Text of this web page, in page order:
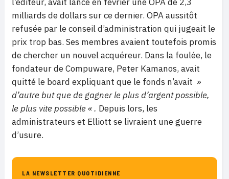
milliards de dollars sur ce dernier. OPA aussitôt
refusée par le conseil d’administration qui jugeait le
prix trop bas. Ses membres avaient toutefois promis
de chercher un nouvel acquéreur. Dans la foulée, le
fondateur de Compuware, Peter Kamanos, avait
quitté le board expliquant que le fonds n’avait »
d’autre but que de gagner le plus d’argent possible,
le plus vite possible « . Depuis lors, les
administrateurs et Elliott se livraient une guerre
d’usure.
LA NEWSLETTER QUOTIDIENNE